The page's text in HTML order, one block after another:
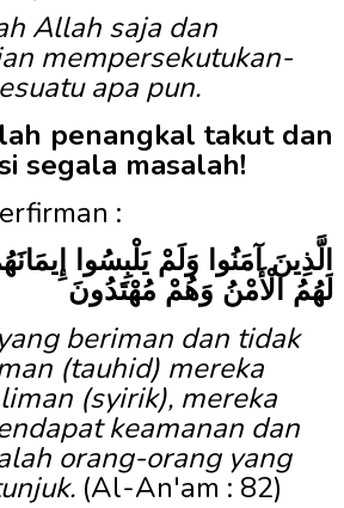
Allah saja dan
mempersekutukan-
apa pun.
penangkal takut dan
segala masalah!
:
الَّذِينَ آمَنُوا وَلَمْ يَلْبِسُوا
لَهُمُ الْأَمْنُ وَهُمْ مُهْتَدُونَ
beriman dan tidak
(tauhid) mereka
(syirik), mereka
keamanan dan
orang-orang yang
(Al-An'am : 82)